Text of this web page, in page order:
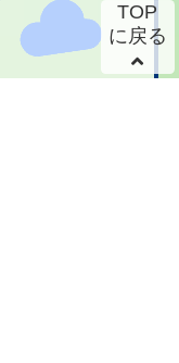
TOP
に戻る